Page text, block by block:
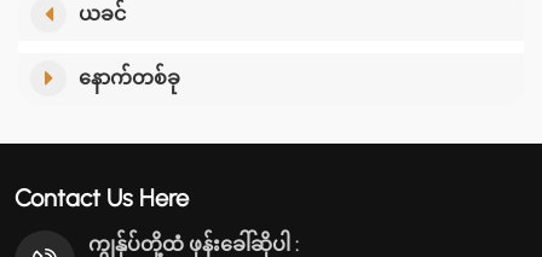
ယခင်
နောက်တစ်ခု
Contact Us Here
ကျွန်ုပ်တို့ထံ ဖုန်းခေါ်ဆိုပါ :